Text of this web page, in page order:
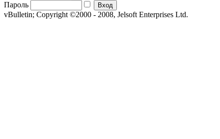
Пароль
vBulletin; Copyright ©2000 - 2008, Jelsoft Enterprises Ltd.